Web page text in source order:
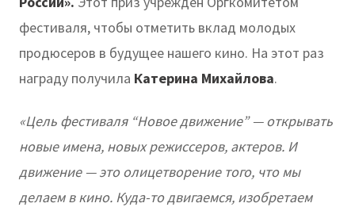
фестиваля, чтобы отметить вклад молодых
продюсеров в будущее нашего кино. На этот раз
награду получила Катерина Михайлова.
«Цель фестиваля “Новое движение” — открывать
новые имена, новых режиссеров, актеров. И
движение — это олицетворение того, что мы
делаем в кино. Куда-то двигаемся, изобретаем